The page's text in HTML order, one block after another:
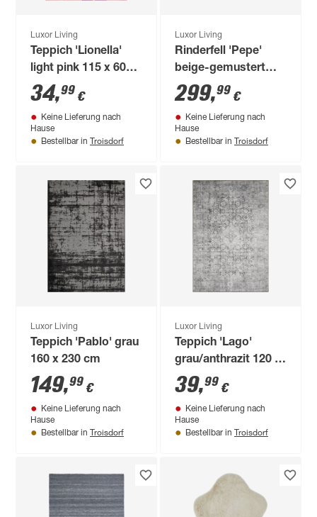
Luxor Living
Teppich 'Lionella'
light pink 115 x 60
cm
34,99 €
Keine Lieferung nach
Hause
Bestellbar in Troisdorf
Luxor Living
Rinderfell 'Pepe'
beige-gemustert
205 x 180 cm
299,99 €
Keine Lieferung nach
Hause
Bestellbar in Troisdorf
Luxor Living
Teppich 'Pablo' grau
160 x 230 cm
149,99 €
Keine Lieferung nach
Hause
Bestellbar in Troisdorf
Luxor Living
Teppich 'Lago'
grau/anthrazit 120 x
170 cm
39,99 €
Keine Lieferung nach
Hause
Bestellbar in Troisdorf